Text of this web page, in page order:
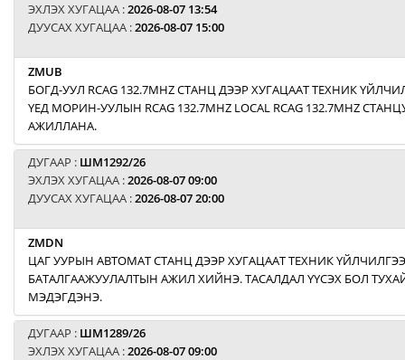
ЭХЛЭХ ХУГАЦАА :2026-08-07 13:54
ДУУСАХ ХУГАЦАА :2026-08-07 15:00
ZMUB
БОГД-УУЛ RCAG 132.7MHZ СТАНЦ ДЭЭР ХУГАЦААТ ТЕХНИК
ҮЕД МОРИН-УУЛЫН RCAG 132.7MHZ LOCAL RCAG 132.7MHZ
АЖИЛЛАНА.
ДУГААР : ШМ1292/26
ЭХЛЭХ ХУГАЦАА :2026-08-07 09:00
ДУУСАХ ХУГАЦАА :2026-08-07 20:00
ZMDN
ЦАГ УУРЫН АВТОМАТ СТАНЦ ДЭЭР ХУГАЦААТ ТЕХНИК
БАТАЛГААЖУУЛАЛТЫН АЖИЛ ХИЙНЭ. ТАСАЛДАЛ ҮҮСЭХ БОЛ
МЭДЭГДЭНЭ.
ДУГААР : ШМ1289/26
ЭХЛЭХ ХУГАЦАА :2026-08-07 09:00